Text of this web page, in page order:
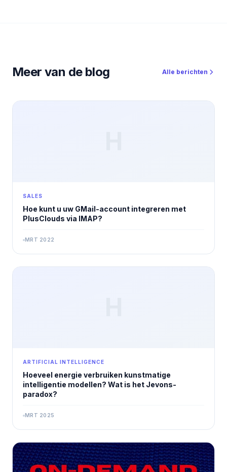
Meer van de blog Alle berichten
SALES
Hoe kunt u uw GMail-account integreren met
PlusClouds via IMAP?
MRT 2022
ARTIFICIAL INTELLIGENCE
Hoeveel energie verbruiken kunstmatige
intelligentie modellen? Wat is het Jevons-
paradox?
MRT 2025